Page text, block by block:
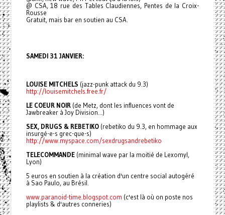
@ CSA, 18 rue des Tables Claudiennes, Pentes de la Croix-
Rousse
Gratuit, mais bar en soutien au CSA.
SAMEDI 31 JANVIER:
LOUISE MITCHELS (jazz-punk attack du 9.3)
http://louisemitchels.free.fr/
LE COEUR NOIR(de Metz, dont les influences vont de
Jawbreaker à Joy Division...)
SEX, DRUGS & REBETIKO(rebetiko du 9.3, en hommage aux
insurgé-e-s grec-que-s)
http://www.myspace.com/sexdrugsandrebetiko
TELECOMMANDE(minimal wave par la moitié de Lexomyl,
Lyon)
5 euros en soutien à la création d'un centre social autogéré
à Sao Paulo, au Brésil.
www.paranoid-time.blogspot.com (c'est là où on poste nos
playlists & d'autres conneries)